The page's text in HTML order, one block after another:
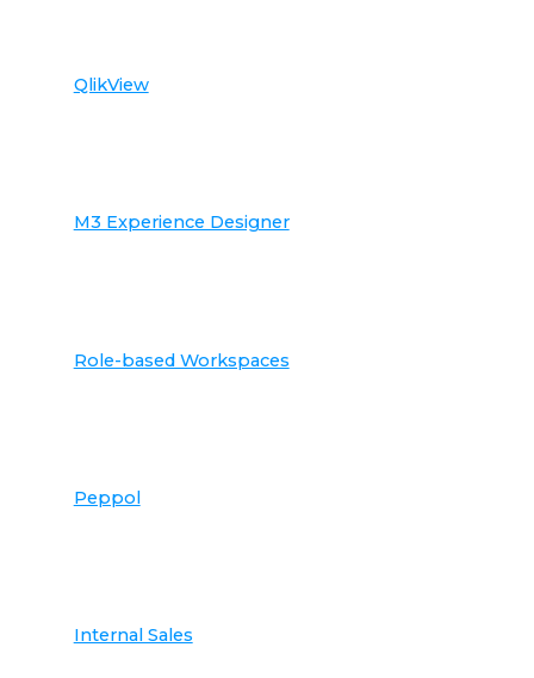
QlikView
M3 Experience Designer
Role-based Workspaces
Peppol
Internal Sales